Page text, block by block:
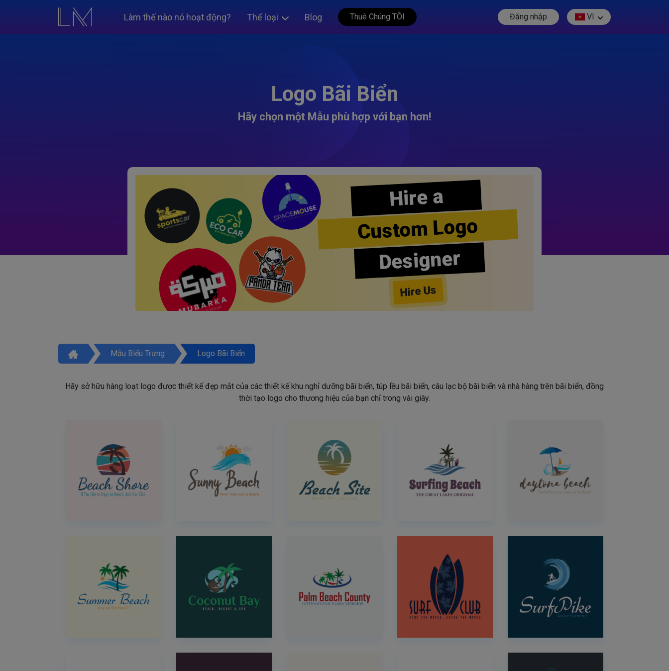
Làm thế nào nó hoạt động? Thể loại Blog Thuê Chúng TÔI Đăng nhập VI
Logo Bãi Biển
Hãy chọn một Mẫu phù hợp với bạn hơn!
Hire a
Custom Logo
Designer
Hire Us
Mẫu Biểu Trưng Logo Bãi Biển
Hãy sở hữu hàng loạt logo được thiết kế đẹp mắt của các thiết kế khu nghỉ dưỡng bãi biển, túp lều bãi biển, câu lạc bộ bãi biển và nhà hàng trên bãi biển, đồng
thời tạo logo cho thương hiệu của bạn chỉ trong vài giây.